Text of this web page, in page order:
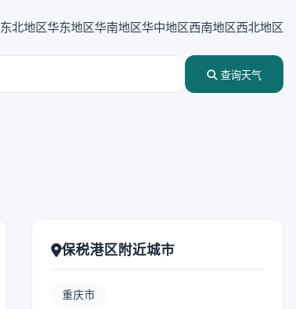
东北地区华东地区华南地区华中地区西南地区西北地区
查询天气
保税港区附近城市
重庆市